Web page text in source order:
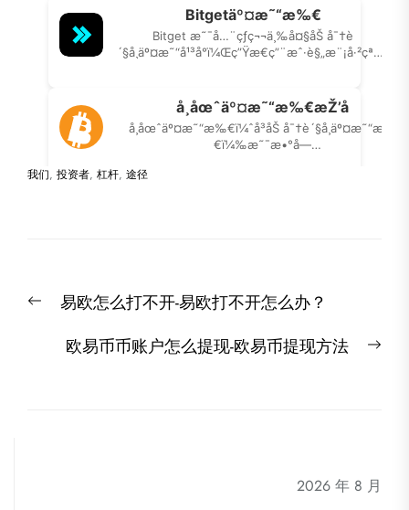
我们, 投资者, 杠杆, 途径
章
Previous易欧怎么打不开-易欧打不开怎么办？
欧易币币账户怎么提现-欧易币提现方法
2026 年 8 月